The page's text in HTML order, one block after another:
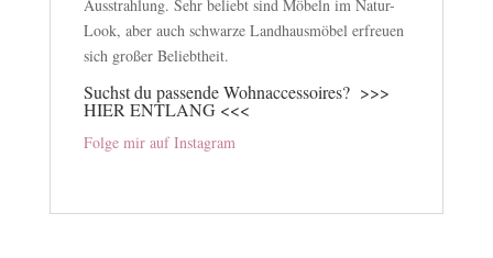
Ausstrahlung. Sehr beliebt sind Möbeln im Natur-
Look, aber auch schwarze Landhausmöbel erfreuen
sich großer Beliebtheit.
Suchst du passende Wohnaccessoires? >>>
HIER ENTLANG <<<
Folge mir auf Instagram